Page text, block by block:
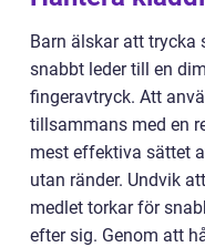
Barn älskar att trycka
snabbt leder till en
fingeravtryck. Att
tillsammans med en
mest effektiva sättet
utan ränder. Undvik
medlet torkar för
efter sig. Genom att